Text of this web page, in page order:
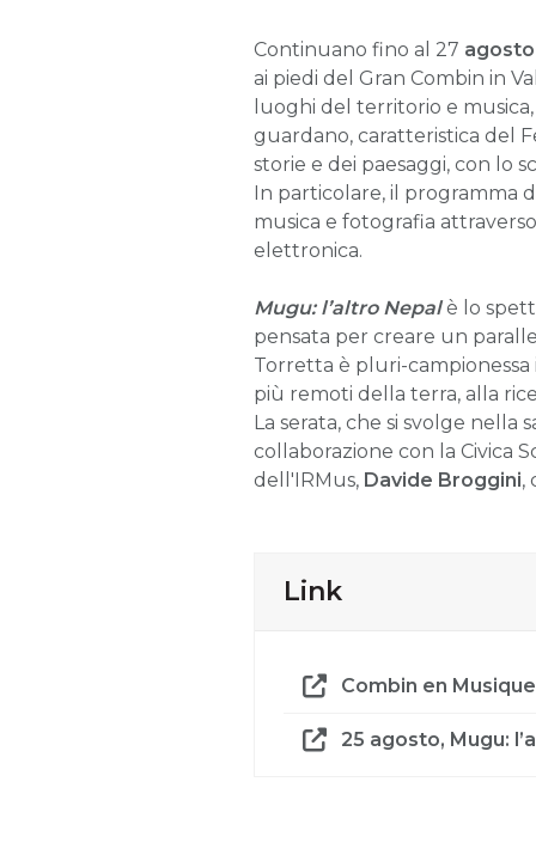
Continuano fino al 27
ai piedi del Gran Combin in
luoghi del territorio e
guardano, caratteristica del
storie e dei paesaggi, con lo
In particolare, il programma
musica e fotografia
elettronica.
Mugu: l’altro Nepalè lo
pensata per creare un
Torretta è pluri-campionessa
più remoti della terra, alla
La serata, che si svolge nella
collaborazione con la Civica
dell'IRMus, Davide Broggini,
Link
Combin en
25 agosto, Mugu: